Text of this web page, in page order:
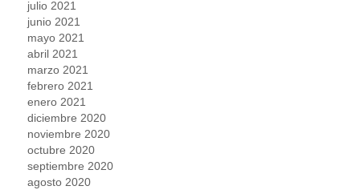
julio 2021
junio 2021
mayo 2021
abril 2021
marzo 2021
febrero 2021
enero 2021
diciembre 2020
noviembre 2020
octubre 2020
septiembre 2020
agosto 2020